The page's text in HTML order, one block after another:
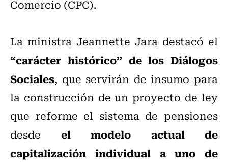
Comercio (CPC).
La ministra Jeannette Jara destacó el
“carácter histórico” de los Diálogos
Sociales, que servirán de insumo para
la construcción de un proyecto de ley
que reforme el sistema de pensiones
desde el modelo actual de
capitalización individual a uno de